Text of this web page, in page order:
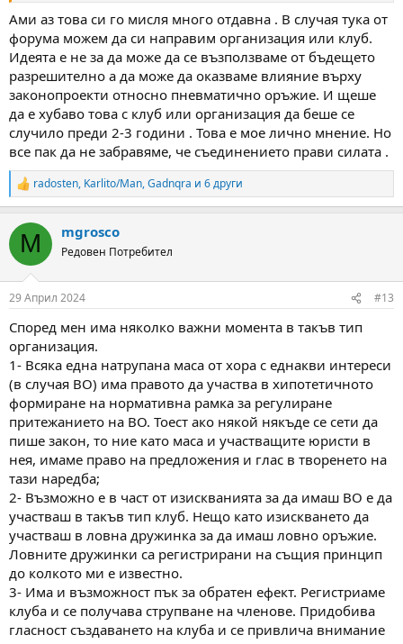
Ами аз това си го мисля много отдавна . В случая тука от
форума можем да си направим организация или клуб.
Идеята е не за да може да се възползваме от бъдещето
разрешително а да може да оказваме влияние върху
законопроекти относно пневматично оръжие. И щеше
да е хубаво това с клуб или организация да беше се
случило преди 2-3 години . Това е мое лично мнение. Но
все пак да не забравяме, че съединението прави силата .
R
e
c
i
s
radosten, Karlito/Man,Gadnqra и 6 други
M mgrosco
Редовен Потребител
29 Април 2024 #13
Според мен има няколко важни момента в такъв тип
организация.
1- Всяка една натрупана маса от хора с еднакви интереси
(в случая ВО) има правото да участва в хипотетичното
формиране на нормативна рамка за регулиране
притежанието на ВО. Тоест ако някой някъде се сети да
пише закон, то ние като маса и участващите юристи в
нея, имаме право на предложения и глас в творенето на
тази наредба;
2- Възможно е в част от изискванията за да имаш ВО е да
участваш в такъв тип клуб. Нещо като изискването да
участваш в ловна дружинка за да имаш ловно оръжие.
Ловните дружинки са регистрирани на същия принцип
до колкото ми е известно.
3- Има и възможност пък за обратен ефект. Регистриаме
клуба и се получава струпване на членове. Придобива
гласност създаването на клуба и се привлича внимание